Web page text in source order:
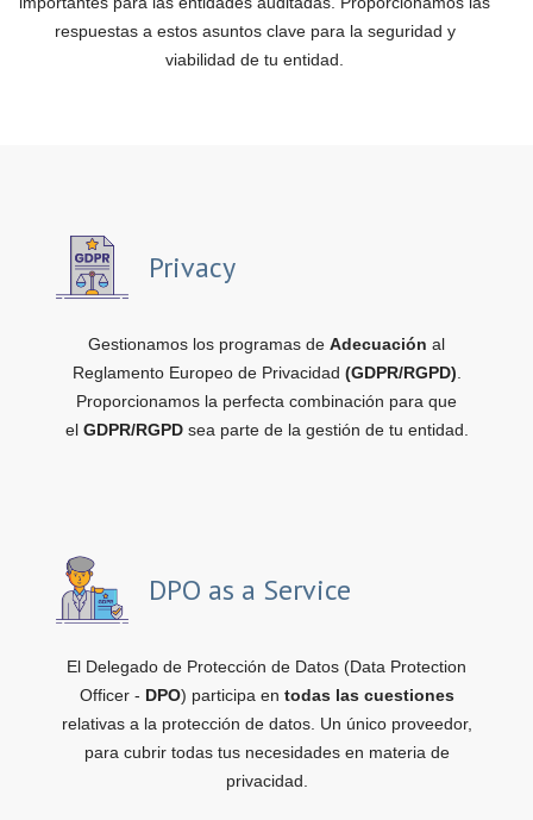
respuestas a estos asuntos clave para la seguridad y
viabilidad de tu entidad.
Privacy
Gestionamos los programas de Adecuación al
Reglamento Europeo de Privacidad (GDPR/RGPD)
Proporcionamos la perfecta combinación para que
el GDPR/RGPDsea parte de la gestión de tu entidad.
DPO as a Service
El Delegado de Protección de Datos (Data Protection
Officer - DPO) participa en todas las cuestiones
relativas a la protección de datos. Un único proveedor,
para cubrir todas tus necesidades en materia de
privacidad.